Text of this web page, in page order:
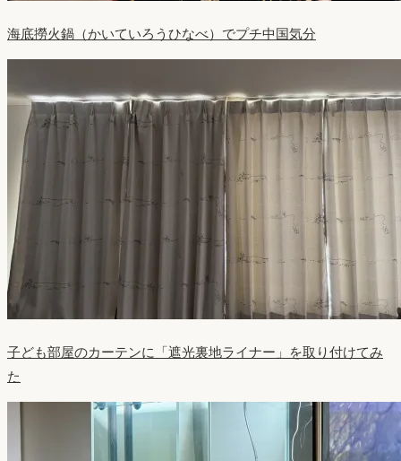
海底撈火鍋（かいていろうひなべ）でプチ中国気分
子ども部屋のカーテンに「遮光裏地ライナー」を取り付けてみ
た